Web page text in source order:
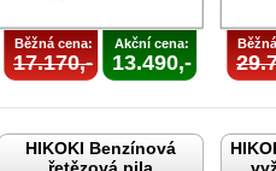
Běžná cena:
17.170,-
Akční cena:
13.490,-
HIKOKI Benzínová